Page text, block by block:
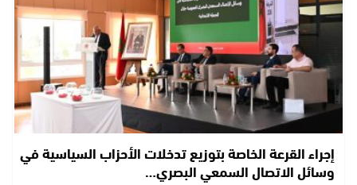
إجراء القرعة الخاصة بتوزيع تدخلات الأحزاب السياسية في
وسائل الاتصال السمعي البصري…